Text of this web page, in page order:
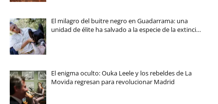
El milagro del buitre negro en Guadarrama: una
unidad de élite ha salvado a la especie de la extinci…
El enigma oculto: Ouka Leele y los rebeldes de La
Movida regresan para revolucionar Madrid